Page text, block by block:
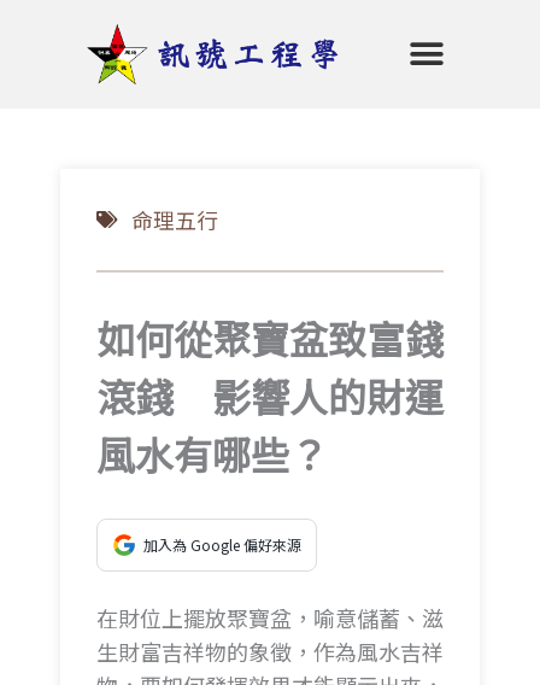
命理五行
如何從聚寶盆致富錢
滾錢 影響人的財運
風水有哪些？
加入為 Google 偏好來源
在財位上擺放聚寶盆，喻意儲蓄、滋
生財富吉祥物的象徵，作為風水吉祥